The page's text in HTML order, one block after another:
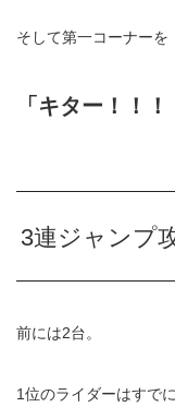
そして第一コーナーを
「キター！！！
3連ジャンプ
前には2台。
1位のライダーはすで